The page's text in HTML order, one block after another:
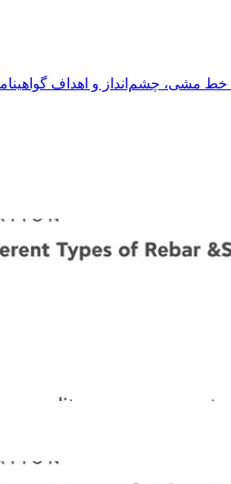
خط مشی، چشم‌انداز و اهداف